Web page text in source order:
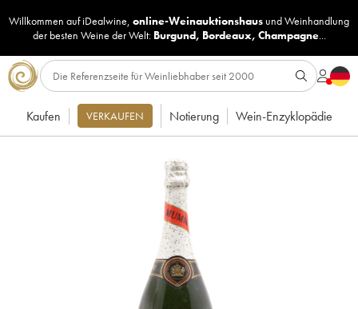
Willkommen auf iDealwine, online-Weinauktionshaus undWeinhandlung
der besten Weine der Welt: Burgund, Bordeaux, Champagne...
Kaufen VERKAUFEN Notierung Wein-Enzyklopädie